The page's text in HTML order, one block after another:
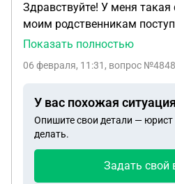
Здравствуйте! У меня
моим родственникам
судебных приставов с
кредитную историю и
Позже выяснилось, что
приставы, а коллекторы,
судебного производства на
же ситуацией, я подала
Показать полностью
06 февраля, 11:31 , вопрос
У вас похожая
Опишите свои детали — юрист
делать.
Задать свой